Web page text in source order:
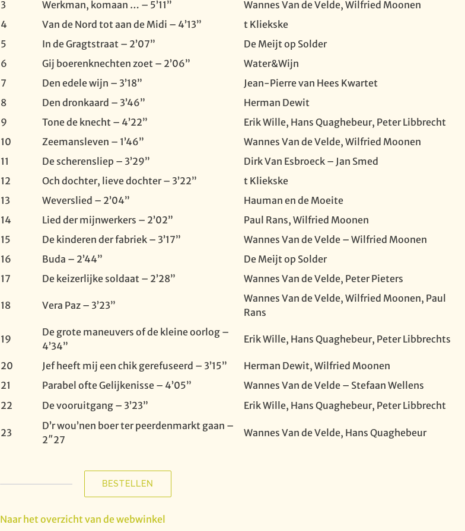
3
Werkman, komaan … – 5’11”
Wannes Van de Velde, Wilfried Moonen
4
Van de Nord tot aan de Midi – 4’13”
t Kliekske
5
In de Gragtstraat – 2’07”
De Meijt op Solder
6
Gij boerenknechten zoet – 2’06”
Water&Wijn
7
Den edele wijn – 3’18”
Jean-Pierre van Hees Kwartet
8
Den dronkaard – 3’46”
Herman Dewit
9
Tone de knecht – 4’22”
Erik Wille, Hans Quaghebeur, Peter Libbrecht
10
Zeemansleven – 1’46”
Wannes Van de Velde, Wilfried Moonen
11
De scherensliep – 3’29”
Dirk Van Esbroeck – Jan Smed
12
Och dochter, lieve dochter – 3’22”
t Kliekske
13
Weverslied – 2’04”
Hauman en de Moeite
14
Lied der mijnwerkers – 2’02”
Paul Rans, Wilfried Moonen
15
De kinderen der fabriek – 3’17”
Wannes Van de Velde – Wilfried Moonen
16
Buda – 2’44”
De Meijt op Solder
17
De keizerlijke soldaat – 2’28” Wannes Van de Velde, Peter Pieters
18 Vera Paz – 3’23”
Wannes Van de Velde, Wilfried Moonen, Paul
Rans
19
De grote maneuvers of de kleine oorlog –
4’34”
Erik Wille, Hans Quaghebeur, Peter Libbrechts
20 Jef heeft mij een chik gerefuseerd – 3’15”
Herman Dewit, Wilfried Moonen
21
Parabel ofte Gelijkenisse – 4’05”
Wannes Van de Velde – Stefaan Wellens
22
De vooruitgang – 3’23” Erik Wille, Hans Quaghebeur, Peter Libbrecht
23
D’r wou’nen boer ter peerdenmarkt gaan –
2″27
Wannes Van de Velde, Hans Quaghebeur
...
BESTELLEN
Naar het overzicht van de webwinkel